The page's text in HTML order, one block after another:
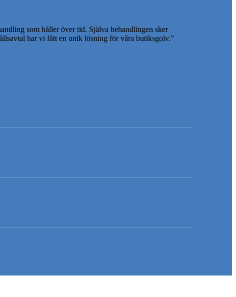
som håller över tid. Själva behandlingen sker
har vi fått en unik lösning för våra butiksgolv.”